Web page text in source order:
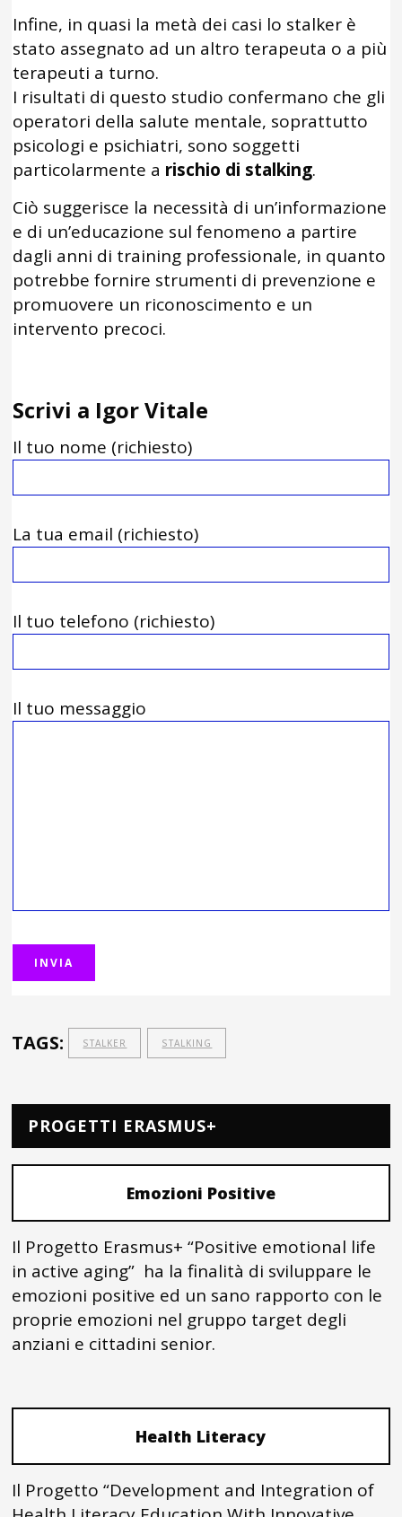
Infine, in quasi la metà dei casi lo stalker è
stato assegnato ad un altro terapeuta o a più
terapeuti a turno.
I risultati di questo studio confermano che gli
operatori della salute mentale, soprattutto
psicologi e psichiatri, sono soggetti
particolarmente a rischio di stalking.
Ciò suggerisce la necessità di un’informazione
e di un’educazione sul fenomeno a partire
dagli anni di training professionale, in quanto
potrebbe fornire strumenti di prevenzione e
promuovere un riconoscimento e un
intervento precoci.
Scrivi a Igor Vitale
Il tuo nome (richiesto)
La tua email (richiesto)
Il tuo telefono (richiesto)
Il tuo messaggio
TAGS: STALKER STALKING
PROGETTI ERASMUS+
Emozioni Positive
Il Progetto Erasmus+ “Positive emotional life
in active aging” ha la finalità di sviluppare le
emozioni positive ed un sano rapporto con le
proprie emozioni nel gruppo target degli
anziani e cittadini senior.
Health Literacy
Il Progetto “Development and Integration of